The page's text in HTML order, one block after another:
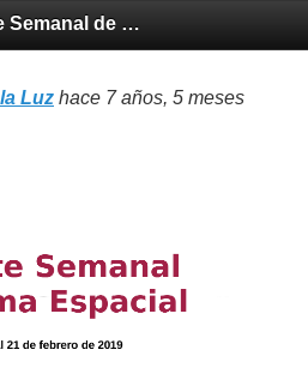
Reporte Semanal de Clima Espacial 2019-02-21
Luz hace 7 años, 5 meses